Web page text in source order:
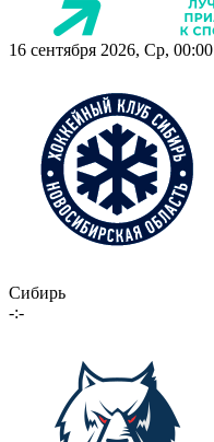
16 сентября 2026, Ср, 00:00
Сибирь
-:-